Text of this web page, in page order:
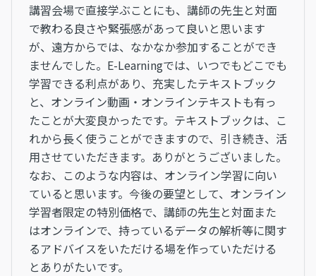
講習会場で直接学ぶことにも、講師の先生と対面
で教わる良さや緊張感があって良いと思います
が、遠方からでは、なかなか参加することができ
ませんでした。E-Learningでは、いつでもどこでも
学習できる利点があり、充実したテキストブック
と、オンライン動画・オンラインテキストも有っ
たことが大変良かったです。テキストブックは、こ
れから長く使うことができますので、引き続き、活
用させていただきます。ありがとうございました。
なお、このような内容は、オンライン学習に向い
ていると思います。今後の要望として、オンライン
学習者限定の特別価格で、講師の先生と対面また
はオンラインで、持っているデータの解析等に関す
るアドバイスをいただける場を作っていただける
とありがたいです。